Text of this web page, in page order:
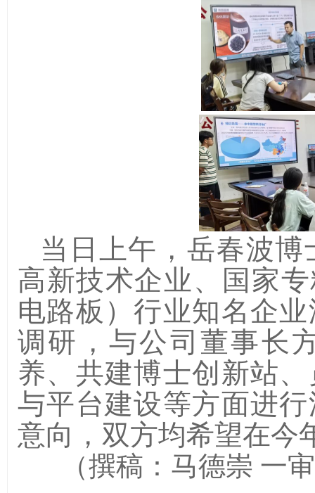
当日上午，岳春波
高新技术企业、
国家
电路板）行业知名企业
调研，与公司董事长
养、共建博士创新站
与平台建设等方面进
意向，双方均希望在今
（撰稿： 马德崇 一